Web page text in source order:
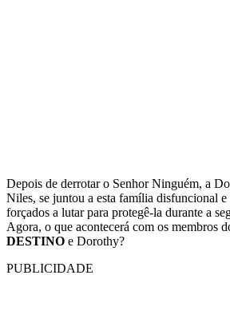
Depois de derrotar o Senhor Ninguém, a
Niles, se juntou a esta família disfuncional
forçados a lutar para protegê-la durante a
Agora, o que acontecerá com os membros
DESTINO e Dorothy?
PUBLICIDADE